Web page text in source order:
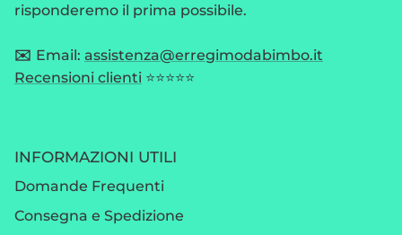
risponderemo il prima possibile.
✉️ Email: assistenza@erregimodabimbo.it
Recensioni clienti ⭐⭐⭐⭐⭐
INFORMAZIONI UTILI
Domande Frequenti
Consegna e Spedizione